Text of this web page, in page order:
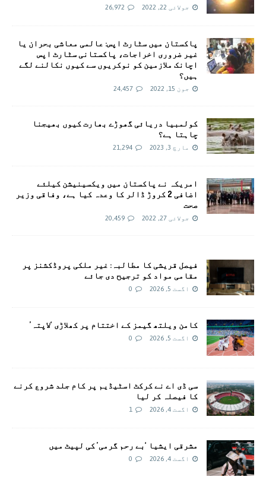
جولائی 22, 2022 26,972
پاکستان میں سٹارٹ اپس: عالمی معاشی بحران یا
غیر ضروری اخراجات، پاکستانی سٹارٹ اپس
اچانک ملازمین کو نوکریوں سے کیوں نکالنے لگے
ہیں؟
جون 15, 2022 24,457
کولمبیا دریائی گھوڑے بھارت کیوں بھیجنا
چاہتا ہے؟
مارچ 3, 2023 21,294
امريکہ نے پاکستان میں ویکسینیشن کیلئے
اضافی 2 کروڑ ڈالر کا وعدہ کیا ہے، وفاقی وزیر
صحت
جولائی 27, 2022 20,459
فیصل قریشی کا مطالبہ: غیر ملکی پروڈکشنز پر
مقامی مواد کو ترجیح دی جائے
اگست 5, 2026 0
کامن ویلتھ گیمز کے اختتام پر کھلاڑی ‘لاپتہ’
اگست 5, 2026 0
سی ڈی اے نے کرکٹ اسٹیڈیم پر کام جلد شروع کرنے
کا فیصلہ کر لیا
اگست 4, 2026 1
مشرقی ایشیا ‘بے رحم گرمی’ کی لپیٹ میں
اگست 4, 2026 0